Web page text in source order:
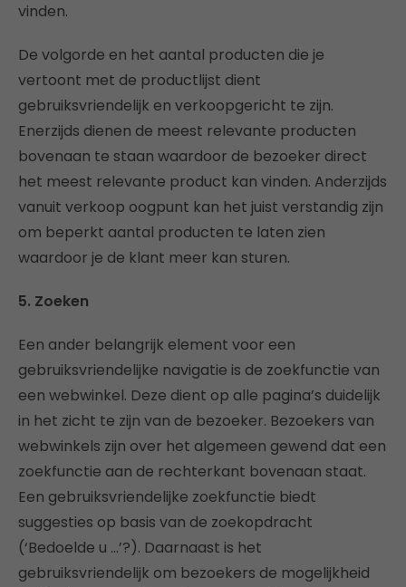
vinden.
De volgorde en het aantal producten die je
vertoont met de productlijst dient
gebruiksvriendelijk en verkoopgericht te zijn.
Enerzijds dienen de meest relevante producten
bovenaan te staan waardoor de bezoeker direct
het meest relevante product kan vinden. Anderzijds
vanuit verkoop oogpunt kan het juist verstandig zijn
om beperkt aantal producten te laten zien
waardoor je de klant meer kan sturen.
5. Zoeken
Een ander belangrijk element voor een
gebruiksvriendelijke navigatie is de zoekfunctie van
een webwinkel. Deze dient op alle pagina’s duidelijk
in het zicht te zijn van de bezoeker. Bezoekers van
webwinkels zijn over het algemeen gewend dat een
zoekfunctie aan de rechterkant bovenaan staat.
Een gebruiksvriendelijke zoekfunctie biedt
suggesties op basis van de zoekopdracht
(‘Bedoelde u …’?). Daarnaast is het
gebruiksvriendelijk om bezoekers de mogelijkheid